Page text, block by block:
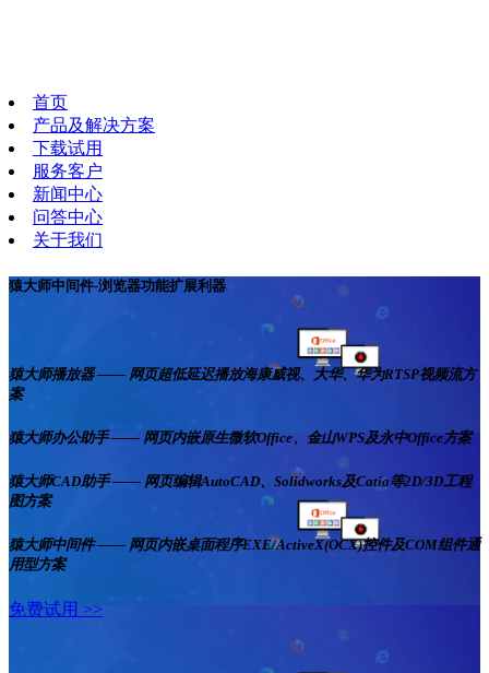
首页
产品及解决方案
下载试用
服务客户
新闻中心
问答中心
关于我们
猿大师中间件-浏览器功能扩展利器
猿大师播放器 —— 网页超低延迟播放海康威视、大华、华为RTSP视频流方
案
猿大师办公助手 —— 网页内嵌原生微软Office、金山WPS及永中Office方案
猿大师CAD助手 —— 网页编辑AutoCAD、Solidworks及Catia等2D/3D工程
图方案
猿大师中间件 —— 网页内嵌桌面程序EXE/ActiveX(OCX)控件及COM组件通
用型方案
免费试用 >>